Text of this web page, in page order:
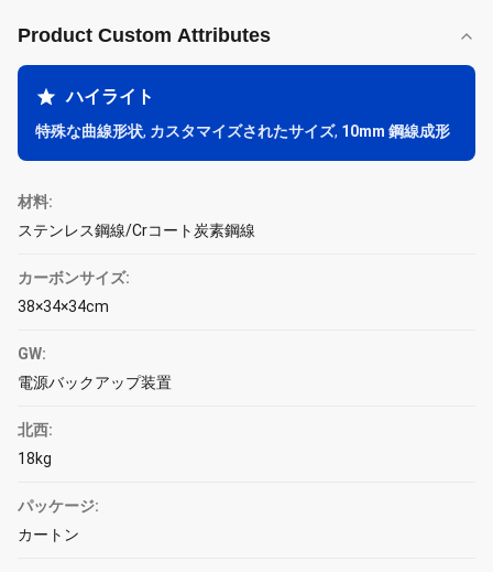
Product Custom Attributes
ハイライト
特殊な曲線形状, カスタマイズされたサイズ, 10mm 鋼線成形
材料:
ステンレス鋼線/Crコート炭素鋼線
カーボンサイズ:
38×34×34cm
GW:
電源バックアップ装置
北西:
18kg
パッケージ:
カートン